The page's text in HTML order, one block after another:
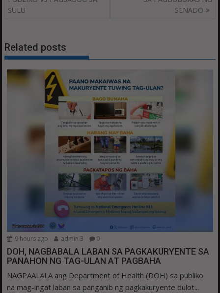
SULU
SENADO
Related posts
9 hours ago admin 3 0
DOH, NAGBABALA LABAN SA PAGKAKURYENTE SA
PANAHON NG TAG-ULAN AT PAGBAHA
NAGPAALALA ang Department of Health (DOH) sa publiko
na mag-ingat laban sa panganib ng pagkakuryente dulot...